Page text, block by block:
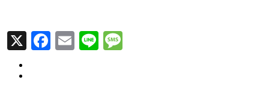
X Facebook
Email
Line